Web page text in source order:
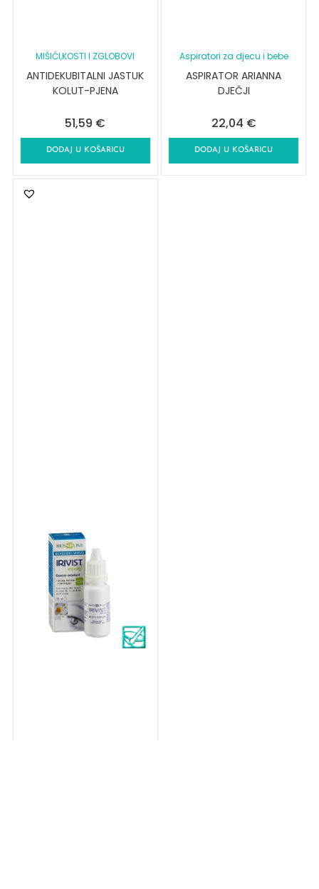
MIŠIĆI,KOSTI I ZGLOBOVI
ANTIDEKUBITALNI JASTUK
KOLUT-PJENA
51,59 €
DODAJ U KOŠARICU
Aspiratori za djecu i bebe
ASPIRATOR ARIANNA
DJEČJI
22,04 €
DODAJ U KOŠARICU